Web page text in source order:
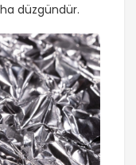
düzgündür.